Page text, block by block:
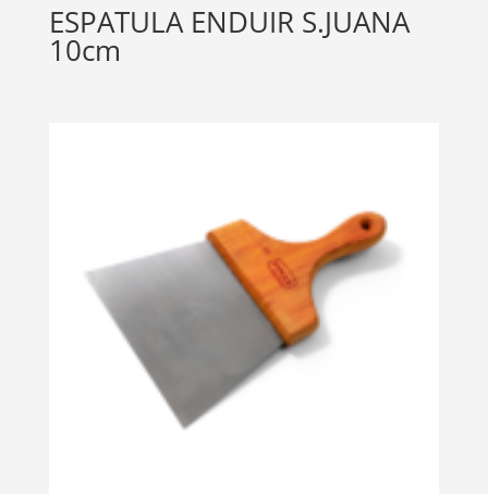
ESPATULA ENDUIR S.JUANA
10cm